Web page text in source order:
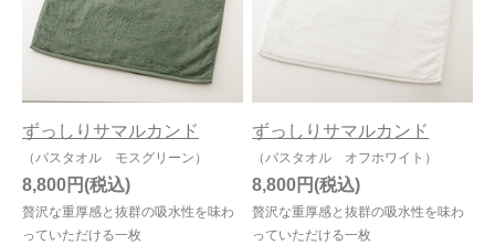
ずっしりサマルカンド
（バスタオル モスグリーン）
贅沢な重厚感と抜群の吸水性を味わ
っていただける一枚
8,800円
ずっしりサマルカンド
（バスタオル オフホワイト）
贅沢な重厚感と抜群の吸水性を味わ
っていただける一枚
8,800円